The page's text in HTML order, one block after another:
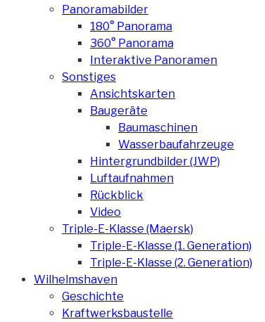
Panoramabilder
180° Panorama
360° Panorama
Interaktive Panoramen
Sonstiges
Ansichtskarten
Baugeräte
Baumaschinen
Wasserbaufahrzeuge
Hintergrundbilder (JWP)
Luftaufnahmen
Rückblick
Video
Triple-E-Klasse (Maersk)
Triple-E-Klasse (1. Generation)
Triple-E-Klasse (2. Generation)
Wilhelmshaven
Geschichte
Kraftwerksbaustelle